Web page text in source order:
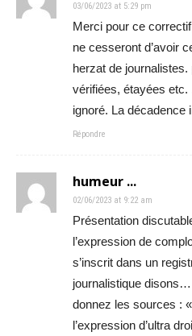
03/06/2023 at 5:29 pm
Merci pour ce
ne cesseront d’avoir
herzat de journalistes.
vérifiées, étayées
ignoré. La décadence
Répondre
humeur ...
02/06/2023 at 9:22 am
Présentation
l’expression de
s’inscrit dans un
journalistique
donnez les sources :
l’expression d’ultra